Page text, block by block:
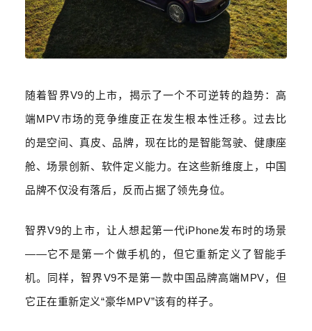
随着智界V9的上市，揭示了一个不可逆转的趋势：高
端MPV市场的竞争维度正在发生根本性迁移。过去比
的是空间、真皮、品牌，现在比的是智能驾驶、健康座
舱、场景创新、软件定义能力。在这些新维度上，中国
品牌不仅没有落后，反而占据了领先身位。
智界V9的上市，让人想起第一代iPhone发布时的场景
——它不是第一个做手机的，但它重新定义了智能手
机。同样，智界V9不是第一款中国品牌高端MPV，但
它正在重新定义“豪华MPV”该有的样子。